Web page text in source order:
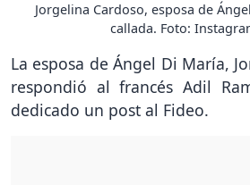
Jorgelina Cardoso, esposa de
callada. Foto:
La esposa de Ángel Di María,
respondió al francés Adil
dedicado un post al Fideo.